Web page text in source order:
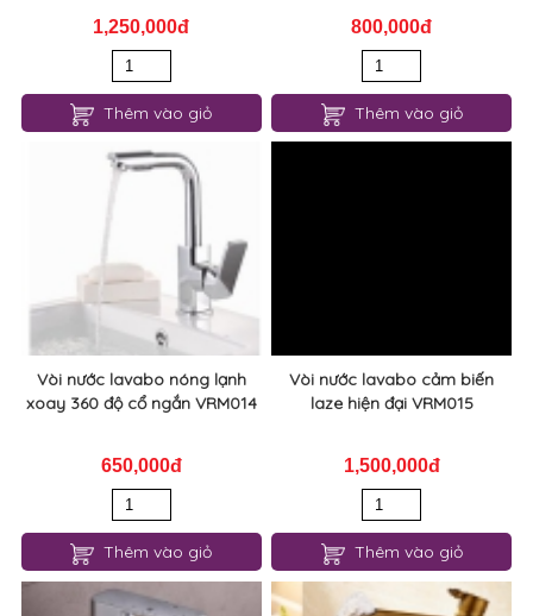
1,250,000đ
Thêm vào giỏ
800,000đ
Thêm vào giỏ
Vòi nước lavabo nóng lạnh
xoay 360 độ cổ ngắn VRM014
650,000đ
Thêm vào giỏ
Vòi nước lavabo cảm biến
laze hiện đại VRM015
1,500,000đ
Thêm vào giỏ